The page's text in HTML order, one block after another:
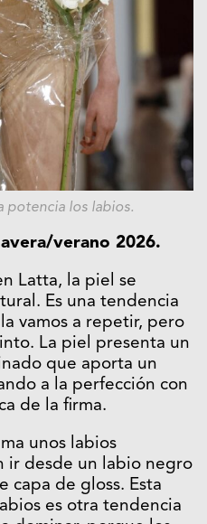
potencia los labios.
verano 2026.
Latta, la piel se
Es una tendencia
vamos a repetir, pero
La piel presenta un
que aporta un
a la perfección con
de la firma.
unos labios
ir desde un labio negro
capa de gloss. Esta
es otra tendencia